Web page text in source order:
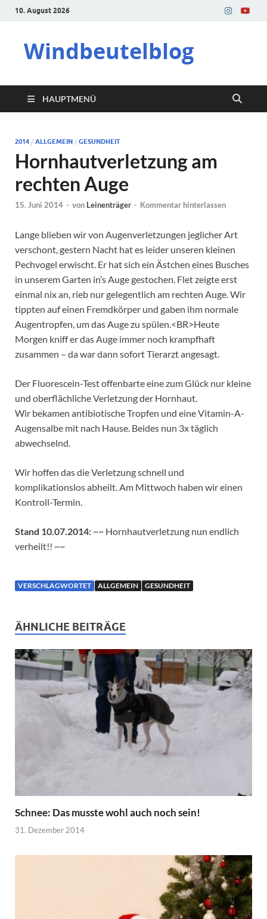
10. August 2026
Windbeutelblog
HAUPTMENÜ
2014 / ALLGEMEIN / GESUNDHEIT
Hornhautverletzung am
rechten Auge
15. Juni 2014 - von Leinenträger - Kommentar hinterlassen
Lange blieben wir von Augenverletzungen jeglicher Art
verschont, gestern Nacht hat es leider unseren kleinen
Pechvogel erwischt. Er hat sich ein Ästchen eines Busches
in unserem Garten in’s Auge gestochen. Flet zeigte erst
einmal nix an, rieb nur gelegentlich am rechten Auge. Wir
tippten auf einen Fremdkörper und gaben ihm normale
Augentropfen, um das Auge zu spülen.<BR>Heute
Morgen kniff er das Auge immer noch krampfhaft
zusammen – da war dann sofort Tierarzt angesagt.
Der Fluorescein-Test offenbarte eine zum Glück nur kleine
und oberflächliche Verletzung der Hornhaut.
Wir bekamen antibiotische Tropfen und eine Vitamin-A-
Augensalbe mit nach Hause. Beides nun 3x täglich
abwechselnd.
Wir hoffen das die Verletzung schnell und
komplikationslos abheilt. Am Mittwoch haben wir einen
Kontroll-Termin.
Stand 10.07.2014: ~~ Hornhautverletzung nun endlich
verheilt!! ~~
VERSCHLAGWORTET ALLGEMEIN GESUNDHEIT
ÄHNLICHE BEITRÄGE
Schnee: Das musste wohl auch noch sein!
31. Dezember 2014